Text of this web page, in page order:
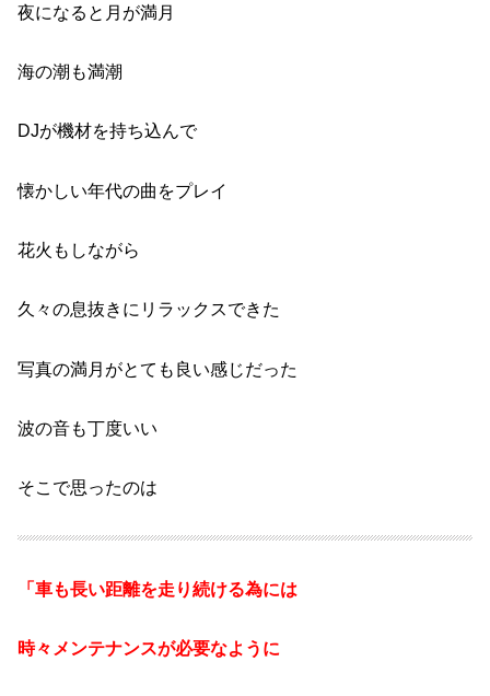
夜になると月が満月
海の潮も満潮
DJが機材を持ち込んで
懐かしい年代の曲をプレイ
花火もしながら
久々の息抜きにリラックスできた
写真の満月がとても良い感じだった
波の音も丁度いい
そこで思ったのは
「車も長い距離を走り続ける為には
時々メンテナンスが必要なように